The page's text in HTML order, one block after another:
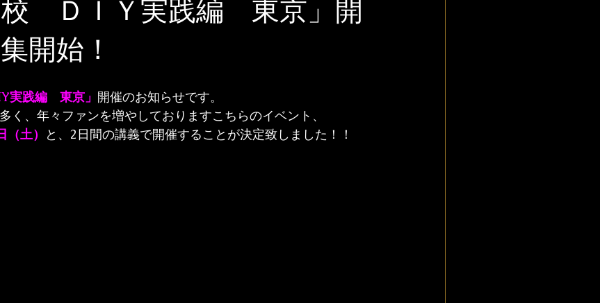
校 ＤＩＹ実践編 東京」開
開始！
実践編　東京」 開催のお知らせです。
く、年々ファンを増やしておりますこちらのイベント、
土）
と、2日間の講義で開催することが決定致しました！！